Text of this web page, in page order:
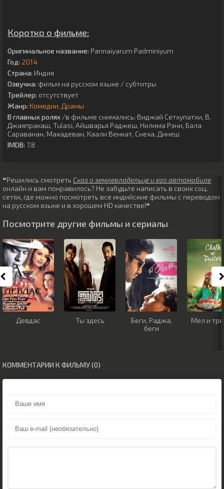
Коротко о фильме:
Оригинальное название: Pannaiyarum Padminiyum
Год: 2014
Страна: Индия
Озвучка: фильм на русском языке / субтитры
Трейлер: отсутствует
Жанр: Комедии Драмы
В главных ролях /в фильме снимались: Виджай Сетхупатхи, В.
Джаяпракаш, Tulasi, Айшварья Раджеш, Нилима Рэни, Бала
Сараванан, Махадеван, Каали Венкат, Снеха, Динеш
IMDB: 7.8
❝Решились смотреть Сказ о землевладельце и его автомобиле
онлайн и вам понравилось? Не забудьте написать в своих соц.
сетях, где можно посмотреть все индийские фильмы с переводом
на русском языке и в хорошем HD качестве!❝
Посмотрите другие фильмы и сериалы
Девдас Ты здесь
Беги, Раджа,
беги
Мел и
КОММЕНТАРИИ К ФИЛЬМУ (0)